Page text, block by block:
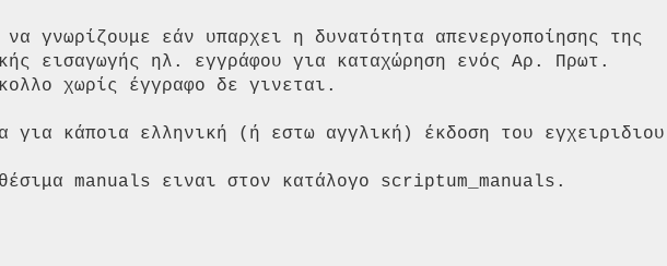
να γνωρίζουμε εάν υπαρχει η δυνατότητα απενεργοποίησης της
εισαγωγής ηλ. εγγράφου για καταχώρηση ενός Αρ. Πρωτ.
χωρίς έγγραφο δε γινεται.
για κάποια ελληνική (ή εστω αγγλική) έκδοση του εγχειριδιου
manuals ειναι στον κατάλογο scriptum_manuals.